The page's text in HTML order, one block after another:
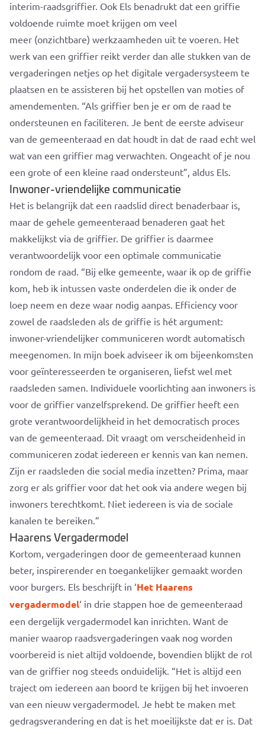
interim-raadsgriffier. Ook Els benadrukt dat een griffie
voldoende ruimte moet krijgen om veel
meer (onzichtbare) werkzaamheden uit te voeren. Het
werk van een griffier reikt verder dan alle stukken van de
vergaderingen netjes op het digitale vergadersysteem te
plaatsen en te assisteren bij het opstellen van moties of
amendementen. “Als griffier ben je er om de raad te
ondersteunen en faciliteren. Je bent de eerste adviseur
van de gemeenteraad en dat houdt in dat de raad echt wel
wat van een griffier mag verwachten. Ongeacht of je nou
een grote of een kleine raad ondersteunt”, aldus Els.
Inwoner-vriendelijke communicatie
Het is belangrijk dat een raadslid direct benaderbaar is,
maar de gehele gemeenteraad benaderen gaat het
makkelijkst via de griffier. De griffier is daarmee
verantwoordelijk voor een optimale communicatie
rondom de raad. “Bij elke gemeente, waar ik op de griffie
kom, heb ik intussen vaste onderdelen die ik onder de
loep neem en deze waar nodig aanpas. Efficiency voor
zowel de raadsleden als de griffie is hét argument:
inwoner-vriendelijker communiceren wordt automatisch
meegenomen. In mijn boek adviseer ik om bijeenkomsten
voor geïnteresseerden te organiseren, liefst wel met
raadsleden samen. Individuele voorlichting aan inwoners is
voor de griffier vanzelfsprekend. De griffier heeft een
grote verantwoordelijkheid in het democratisch proces
van de gemeenteraad. Dit vraagt om verscheidenheid in
communiceren zodat iedereen er kennis van kan nemen.
Zijn er raadsleden die social media inzetten? Prima, maar
zorg er als griffier voor dat het ook via andere wegen bij
inwoners terechtkomt. Niet iedereen is via de sociale
kanalen te bereiken.”
Haarens Vergadermodel
Kortom, vergaderingen door de gemeenteraad kunnen
beter, inspirerender en toegankelijker gemaakt worden
voor burgers. Els beschrijft in ‘Het Haarens
vergadermodel‘ in drie stappen hoe de gemeenteraad
een dergelijk vergadermodel kan inrichten. Want de
manier waarop raadsvergaderingen vaak nog worden
voorbereid is niet altijd voldoende, bovendien blijkt de rol
van de griffier nog steeds onduidelijk. “Het is altijd een
traject om iedereen aan boord te krijgen bij het invoeren
van een nieuw vergadermodel. Je hebt te maken met
gedragsverandering en dat is het moeilijkste dat er is. Dat